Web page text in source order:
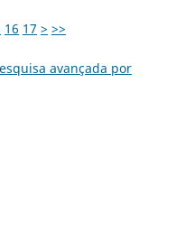
16 17 > >>
avançada por